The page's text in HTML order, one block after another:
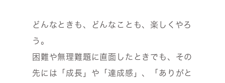
どんなときも、どんなことも、楽しくやろ
う。
困難や無理難題に直面したときでも、その
先には「成長」や「達成感」、「ありがと